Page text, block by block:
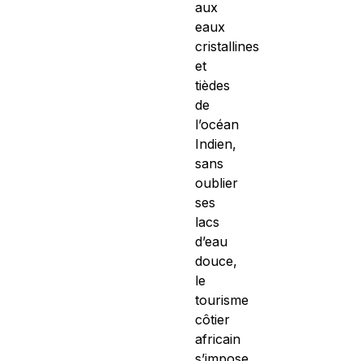
aux
eaux
cristallines
et
tièdes
de
l’océan
Indien,
sans
oublier
ses
lacs
d’eau
douce,
le
tourisme
côtier
africain